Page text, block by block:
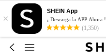
×
SHEIN App
¡ Descarga la APP Ahora !
(1,350)